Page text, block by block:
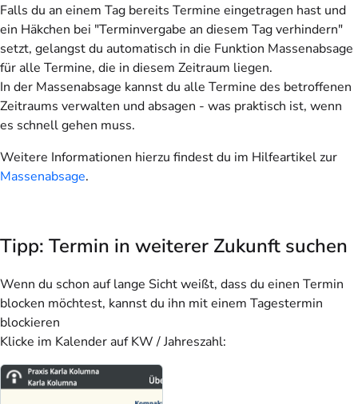
Falls du an einem Tag bereits Termine eingetragen hast und
ein Häkchen bei "Terminvergabe an diesem Tag verhindern"
setzt, gelangst du automatisch in die Funktion Massenabsage
für alle Termine, die in diesem Zeitraum liegen.
In der Massenabsage kannst du alle Termine des betroffenen
Zeitraums verwalten und absagen - was praktisch ist, wenn
es schnell gehen muss.
Weitere Informationen hierzu findest du im Hilfeartikel zur
Massenabsage.
Tipp: Termin in weiterer Zukunft suchen
Wenn du schon auf lange Sicht weißt, dass du einen Termin
blocken möchtest, kannst du ihn mit einem Tagestermin
blockieren
Klicke im Kalender auf KW / Jahreszahl: